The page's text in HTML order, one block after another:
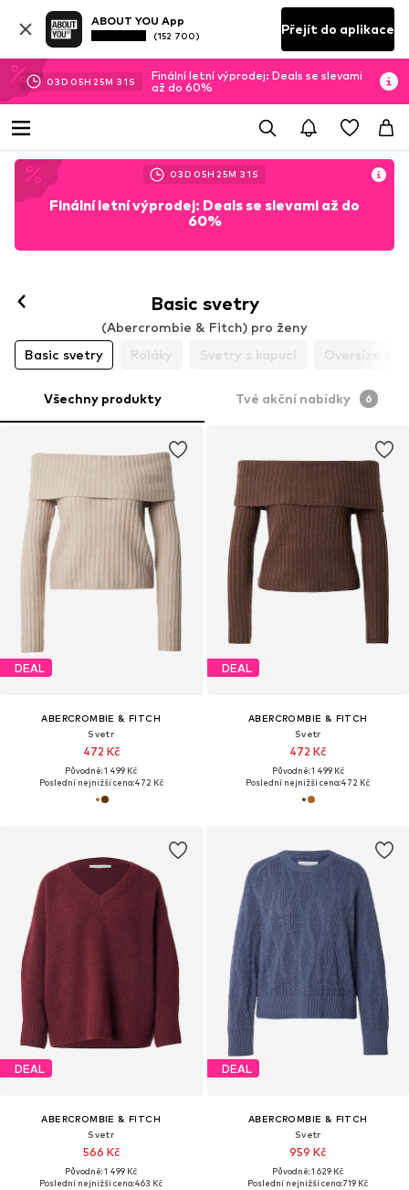
ABOUT YOU App
(152 700) Přejít do aplikace
03D 05H 25M 30S
Finální letní výprodej: Deals se slevami
až do 60%
03D 05H 25M 30S
Finální letní výprodej: Deals se slevami až do
60%
Basic svetry
(Abercrombie & Fitch) pro ženy
Basic svetry
Roláky Svetry s kapucí Oversize
Všechny produkty Tvé akční nabídky 6
DEAL
ABERCROMBIE & FITCH
Svetr
472 Kč
Původně: 1 499 Kč
Poslední nejnižší cena:472 Kč
DEAL
ABERCROMBIE & FITCH
Svetr
472 Kč
Původně: 1 499 Kč
Poslední nejnižší cena:472 Kč
DEAL
ABERCROMBIE & FITCH
Svetr
566 Kč
Původně: 1 499 Kč
Poslední nejnižší cena:463 Kč
DEAL
ABERCROMBIE & FITCH
Svetr
959 Kč
Původně: 1 629 Kč
Poslední nejnižší cena:719 Kč